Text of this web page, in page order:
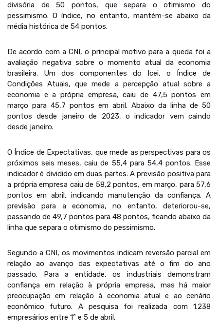
divisória de 50 pontos, que separa o otimismo do
pessimismo. O índice, no entanto, mantém-se abaixo da
média histórica de 54 pontos.
De acordo com a CNI, o principal motivo para a queda foi a
avaliação negativa sobre o momento atual da economia
brasileira. Um dos componentes do Icei, o Índice de
Condições Atuais, que mede a percepção atual sobre a
economia e a própria empresa, caiu de 47,5 pontos em
março para 45,7 pontos em abril. Abaixo da linha de 50
pontos desde janeiro de 2023, o indicador vem caindo
desde janeiro.
O Índice de Expectativas, que mede as perspectivas para os
próximos seis meses, caiu de 55,4 para 54,4 pontos. Esse
indicador é dividido em duas partes. A previsão positiva para
a própria empresa caiu de 58,2 pontos, em março, para 57,6
pontos em abril, indicando manutenção da confiança. A
previsão para a economia, no entanto, deteriorou-se,
passando de 49,7 pontos para 48 pontos, ficando abaixo da
linha que separa o otimismo do pessimismo.
Segundo a CNI, os movimentos indicam reversão parcial em
relação ao avanço das expectativas até o fim do ano
passado. Para a entidade, os industriais demonstram
confiança em relação à própria empresa, mas há maior
preocupação em relação à economia atual e ao cenário
econômico futuro. A pesquisa foi realizada com 1.238
empresários entre 1º e 5 de abril.